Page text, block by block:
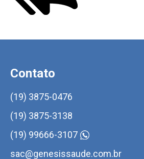
Contato
(19) 3875-0476
(19) 3875-3138
(19) 99666-3107
sac@genesissaude.com.br